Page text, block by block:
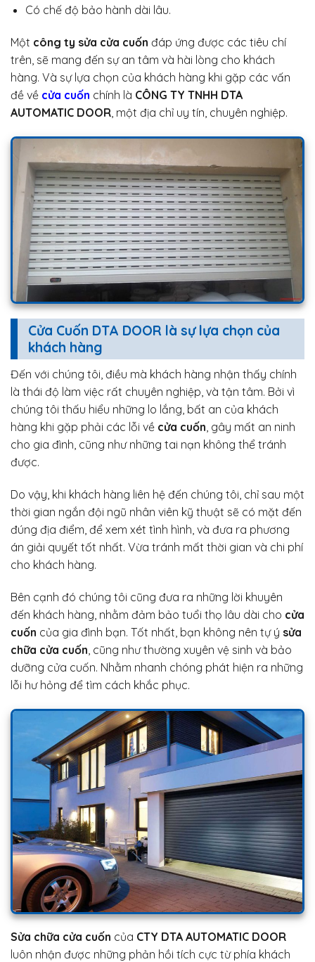
Có chế độ bảo hành dài lâu.
Một công ty sửa cửa cuốn đáp ứng được các tiêu chí
trên, sẽ mang đến sự an tâm và hài lòng cho khách
hàng. Và sự lựa chọn của khách hàng khi gặp các vấn
đề về cửa cuốn chính là CÔNG TY TNHH DTA
AUTOMATIC DOOR, một địa chỉ uy tín, chuyên nghiệp.
Cửa Cuốn DTA DOOR là sự lựa chọn của
khách hàng
Đến với chúng tôi, điều mà khách hàng nhận thấy chính
là thái độ làm việc rất chuyên nghiệp, và tận tâm. Bởi vì
chúng tôi thấu hiểu những lo lắng, bất an của khách
hàng khi gặp phải các lỗi về cửa cuốn, gây mất an ninh
cho gia đình, cũng như những tai nạn không thể tránh
được.
Do vậy, khi khách hàng liên hệ đến chúng tôi, chỉ sau một
thời gian ngắn đội ngũ nhân viên kỹ thuật sẽ có mặt đến
đúng địa điểm, để xem xét tình hình, và đưa ra phương
án giải quyết tốt nhất. Vừa tránh mất thời gian và chi phí
cho khách hàng.
Bên cạnh đó chúng tôi cũng đưa ra những lời khuyên
đến khách hàng, nhằm đảm bảo tuổi thọ lâu dài cho cửa
cuốn của gia đình bạn. Tốt nhất, bạn không nên tự ý sửa
chữa cửa cuốn , cũng như thường xuyên vệ sinh và bảo
dưỡng cửa cuốn. Nhằm nhanh chóng phát hiện ra những
lỗi hư hỏng để tìm cách khắc phục.
Sửa chữa cửa cuốn của CTY DTA AUTOMATIC DOOR
luôn nhận được những phản hồi tích cực từ phía khách